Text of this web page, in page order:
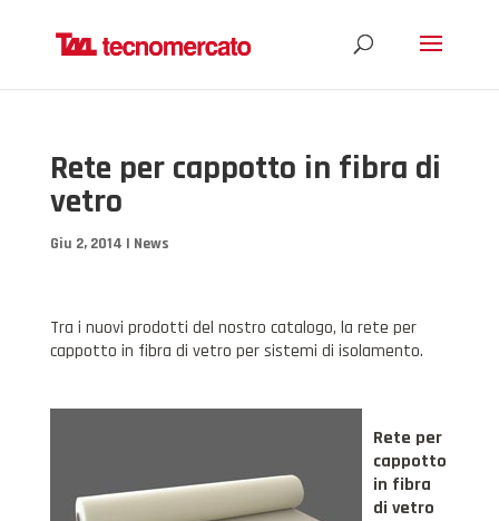
Rete per cappotto in fibra di
vetro
Giu 2, 2014 | News
Tra i nuovi prodotti del nostro catalogo, la rete per
cappotto in fibra di vetro per sistemi di isolamento.
Rete per
cappotto
in fibra
di vetro